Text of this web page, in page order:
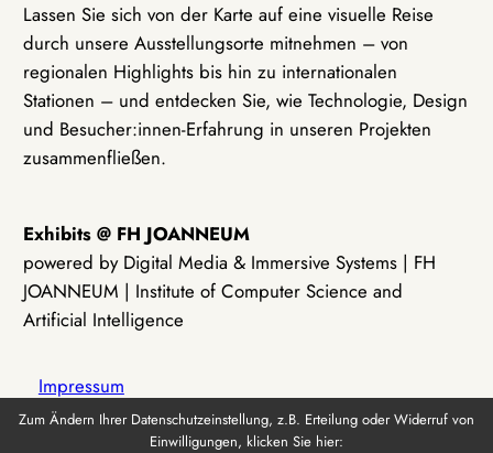
Lassen Sie sich von der Karte auf eine visuelle Reise
durch unsere Ausstellungsorte mitnehmen – von
regionalen Highlights bis hin zu internationalen
Stationen – und entdecken Sie, wie Technologie, Design
und Besucher:innen-Erfahrung in unseren Projekten
zusammenfließen.
Exhibits @ FH JOANNEUM
powered by Digital Media & Immersive Systems | FH
JOANNEUM | Institute of Computer Science and
Artificial Intelligence
Impressum
Zum Ändern Ihrer Datenschutzeinstellung, z.B. Erteilung oder Widerruf von
Einwilligungen, klicken Sie hier: